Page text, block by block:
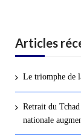
Articles
Le triomphe de
Retrait du
nationale